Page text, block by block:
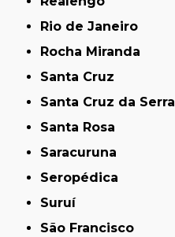
Rio de Janeiro
Rocha Miranda
Santa Cruz
Santa Cruz da Serra
Santa Rosa
Saracuruna
Seropédica
Suruí
São Francisco